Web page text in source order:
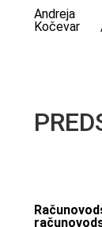
Andreja
Kočevar